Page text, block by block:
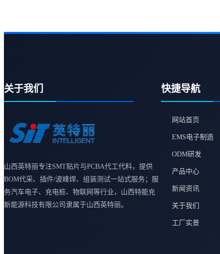
关于我们
山西英特丽专注SMT贴片与PCBA代工代料，提供
BOM代采、插件/波峰焊、组装测试一站式服务；服
务汽车电子、充电桩、物联网等行业，山西特能充
新能源科技有限公司隶属于山西英特丽。
快捷导航
网站首页
EMS电子制造
ODM研发
产品中心
新闻资讯
关于我们
工厂实景